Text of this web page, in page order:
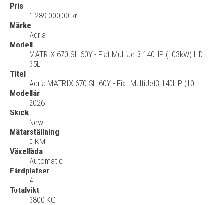
Pris
1 289 000,00 kr
Märke
Adria
Modell
MATRIX 670 SL 60Y - Fiat MultiJet3 140HP (103kW) HD
35L
Titel
Adria MATRIX 670 SL 60Y - Fiat MultiJet3 140HP (10
Modellår
2026
Skick
New
Mätarställning
0 KMT
Växellåda
Automatic
Färdplatser
4
Totalvikt
3800 KG